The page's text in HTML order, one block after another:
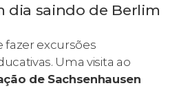
dia saindo de Berlim
fazer excursões
Uma visita ao
de Sachsenhausen